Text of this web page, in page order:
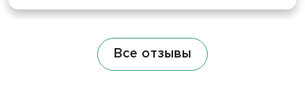
Все отзывы